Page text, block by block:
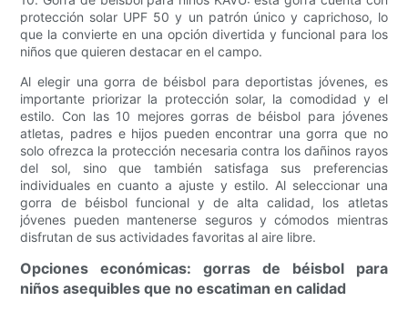
protección solar UPF 50 y un patrón único y caprichoso, lo
que la convierte en una opción divertida y funcional para los
niños que quieren destacar en el campo.
Al elegir una gorra de béisbol para deportistas jóvenes, es
importante priorizar la protección solar, la comodidad y el
estilo. Con las 10 mejores gorras de béisbol para jóvenes
atletas, padres e hijos pueden encontrar una gorra que no
solo ofrezca la protección necesaria contra los dañinos rayos
del sol, sino que también satisfaga sus preferencias
individuales en cuanto a ajuste y estilo. Al seleccionar una
gorra de béisbol funcional y de alta calidad, los atletas
jóvenes pueden mantenerse seguros y cómodos mientras
disfrutan de sus actividades favoritas al aire libre.
Opciones económicas: gorras de béisbol para
niños asequibles que no escatiman en calidad